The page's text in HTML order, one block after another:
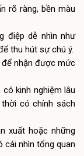
rõ ràng, bền màu
điệp dễ nhìn như
thu hút sự chú ý.
nhận được mức
kinh nghiệm lâu
có chính sách
xuất hoặc những
cái nhìn tổng quan